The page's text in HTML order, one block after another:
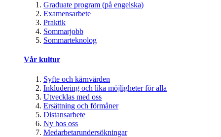
Graduate program (på engelska)
Examensarbete
Praktik
Sommarjobb
Sommarteknolog
Vår kultur
Syfte och kärnvärden
Inkludering och lika möjligheter för alla
Utvecklas med oss
Ersättning och förmåner
Distansarbete
Ny hos oss
Medarbetarundersökningar